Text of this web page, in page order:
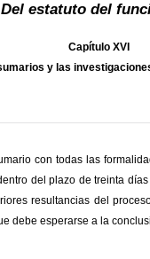
Del estatuto del
Capítulo XVI
y las
con todas las
del plazo de treinta
resultancias del
debe esperarse a la